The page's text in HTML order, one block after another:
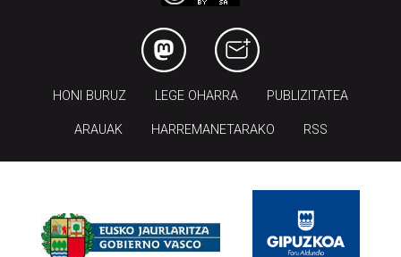
HONI BURUZ LEGE OHARRA PUBLIZITATEA
ARAUAK HARREMANETARAKO RSS